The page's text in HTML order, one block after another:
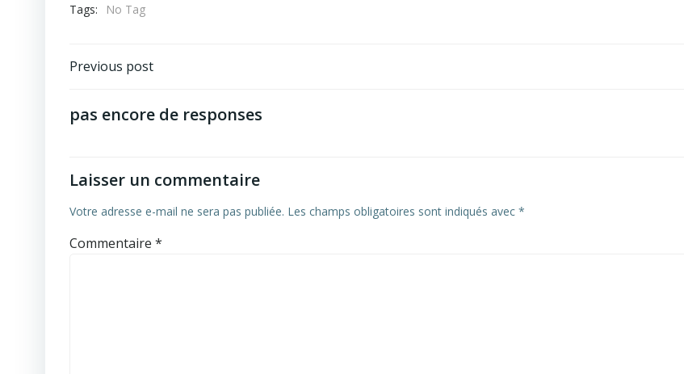
Tags:
No Tag
Post
navigation
Previous post
pas encore de responses
Laisser un commentaire
Votre adresse e-mail ne sera pas publiée. Les champs obligatoires sont indiqués avec *
Commentaire *